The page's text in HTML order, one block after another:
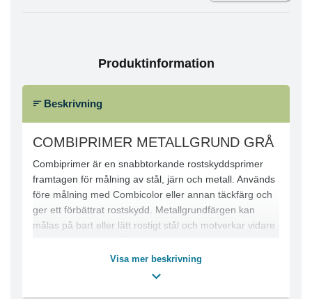
Produktinformation
Beskrivning
COMBIPRIMER METALLGRUND GRÅ
Combiprimer är en snabbtorkande rostskyddsprimer
framtagen för målning av stål, järn och metall. Används
före målning med Combicolor eller annan täckfärg och
ger ett förbättrat rostskydd. Metallgrundfärgen kan
målas på bart eller lätt rostigt stål och motverkar vidare
bly- och kromatfri. Primärt avsedd för penselapplicering
men kan även rollerappliceras eller sprutas med
Visa mer beskrivning